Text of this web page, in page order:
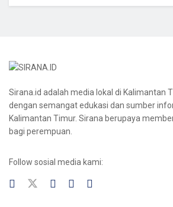
Sirana.id adalah media lokal di Kalimantan
dengan semangat edukasi dan sumber
Kalimantan Timur. Sirana berupaya
bagi perempuan.
Follow sosial media kami: